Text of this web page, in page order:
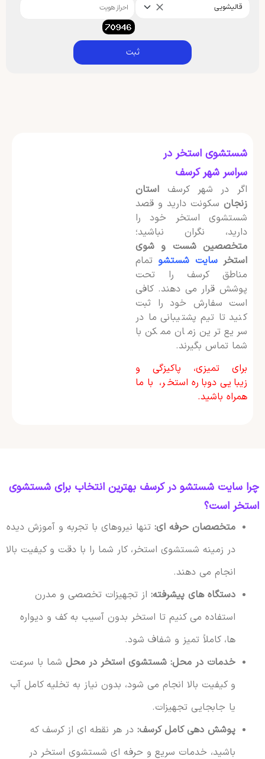
قالیشویی
ثبت
شستشوی استخر در
سراسر شهر کرسف
اگر در شهر کرسف
استان
زنجانسکونت دارید و قصد
شستشوی استخر خود را
دارید، نگران نباشید؛
متخصصین شست و شوی
استخر سایت شستشوتمام
مناطق کرسف را تحت
پوشش قرار می دهند. کافی
است سفارش خود را ثبت
کنید تا تیم پشتیبانی ما در
سریع ترین زمان ممکن با
شما تماس بگیرند.
برای تمیزی، پاکیزگی و
زیبایی دوباره استخر، با ما
همراه باشید.
چرا سایت شستشو در کرسف بهترین انتخاب برای شستشوی
استخر است؟
متخصصان حرفه ای:تنها نیروهای با تجربه و آموزش دیده
در زمینه شستشوی استخر، کار شما را با دقت و کیفیت بالا
انجام می دهند.
دستگاه های پیشرفته:از تجهیزات تخصصی و مدرن
استفاده می کنیم تا استخر بدون آسیب به کف و دیواره
ها، کاملاً تمیز و شفاف شود.
خدمات در محل: شستشوی استخر در محلشما با سرعت
و کیفیت بالا انجام می شود، بدون نیاز به تخلیه کامل آب
یا جابجایی تجهیزات.
پوشش دهی کامل کرسف:در هر نقطه ای از کرسف که
باشید، خدمات سریع و حرفه ای شستشوی استخر در